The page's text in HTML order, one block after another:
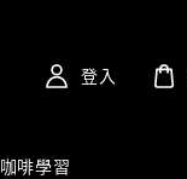
咖啡學習
登入